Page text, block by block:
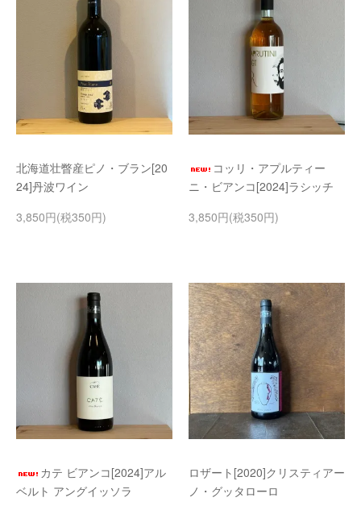
北海道壮瞥産ピノ・ブラン[20
24]丹波ワイン
3,850円(税350円)
コッリ・アプルティー
ニ・ビアンコ[2024]ラシッチ
3,850円(税350円)
カテ ビアンコ[2024]アル
ベルト アングイッソラ
ロザート[2020]クリスティアー
ノ・グッタローロ